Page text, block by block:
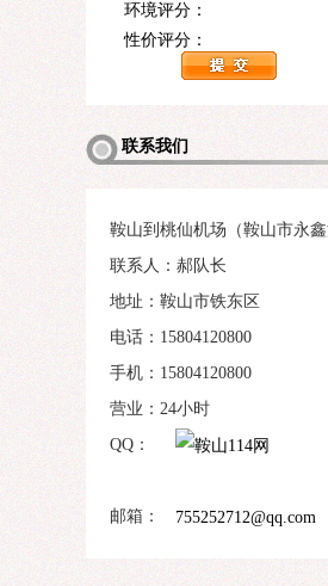
环境评分：
性价评分：
联系我们
鞍山到桃仙机场（鞍山市永鑫
联系人：郝队长
地址：鞍山市铁东区
电话：15804120800
手机：15804120800
营业：24小时
QQ：
邮箱： 755252712@qq.com